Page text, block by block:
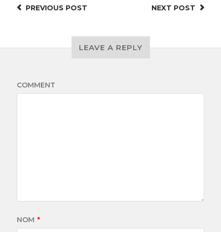
NEXT POST
PREVIOUS POST
LEAVE A REPLY
COMMENT
NOM *